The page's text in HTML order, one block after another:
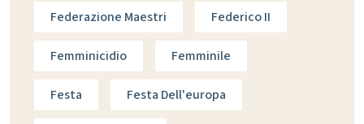
Federazione Maestri Federico II
Femminicidio Femminile
Festa Festa Dell'europa